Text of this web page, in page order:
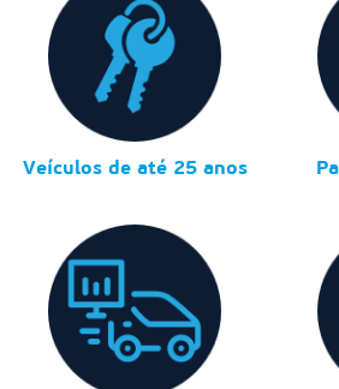
Veículos de até 25 anos